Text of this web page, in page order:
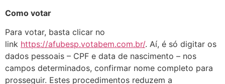
Como votar
Para votar, basta clicar no
link https://afubesp.votabem.com.br/. Aí, é só digitar os
dados pessoais – CPF e data de nascimento – nos
campos determinados, confirmar nome completo para
prosseguir. Estes procedimentos reduzem a